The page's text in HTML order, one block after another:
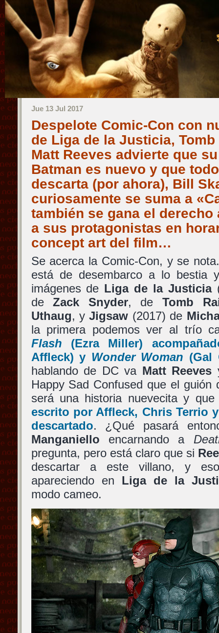
Jue 13 Jul 2017
Despelote Comic-Con con
de Liga de la Justicia,
Matt Reeves advierte que
Batman es nuevo y que
descarta (por ahora), Bill
curiosamente se suma a
también se gana el
a sus protagonistas en
concept art del film…
Se acerca la Comic-Con, y se
está de desembarco a lo bestia
imágenes de Liga de la Justicia
deZack Snyder, deTomb
Uthaug, yJigsaw (2017) de
la primera podemos ver al trío
Flash (Ezra Miller)
Affleck) y Wonder Woman (Gal
hablando de DC va Matt Reeves
Happy Sad Confused que el guión
será una historia nuevecita y
escrito por Affleck, Chris Terrio
descartado. ¿Qué pasará
Manganiello encarnando a
pregunta, pero está claro que si
descartar a este villano, y
apareciendo en Liga de la
modo cameo.